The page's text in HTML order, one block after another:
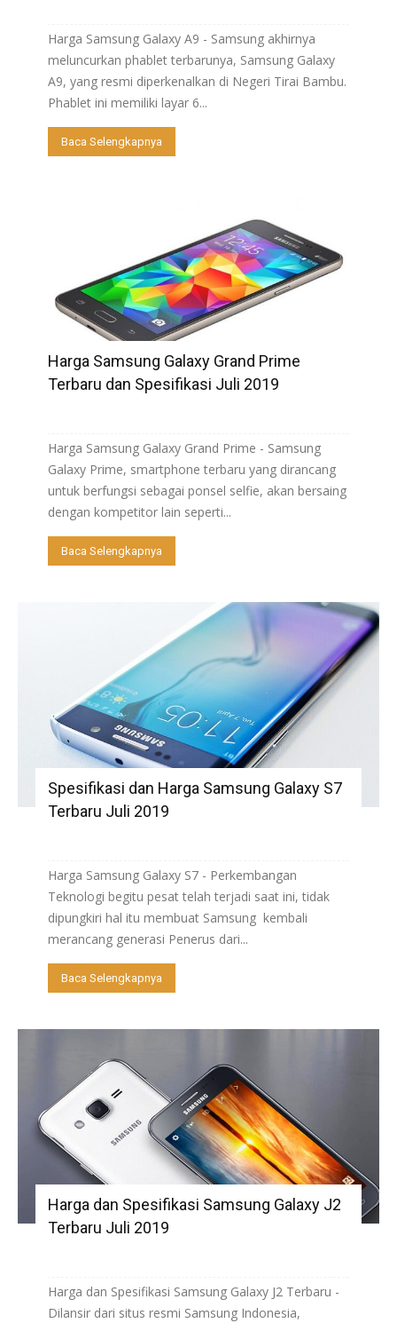
Harga Samsung Galaxy A9 - Samsung akhirnya
meluncurkan phablet terbarunya, Samsung Galaxy
A9, yang resmi diperkenalkan di Negeri Tirai Bambu.
Phablet ini memiliki layar 6...
Baca Selengkapnya
Harga Samsung Galaxy Grand Prime
Terbaru dan Spesifikasi Juli 2019
Harga Samsung Galaxy Grand Prime - Samsung
Galaxy Prime, smartphone terbaru yang dirancang
untuk berfungsi sebagai ponsel selfie, akan bersaing
dengan kompetitor lain seperti...
Baca Selengkapnya
Spesifikasi dan Harga Samsung Galaxy S7
Terbaru Juli 2019
Harga Samsung Galaxy S7 - Perkembangan
Teknologi begitu pesat telah terjadi saat ini, tidak
dipungkiri hal itu membuat Samsung kembali
merancang generasi Penerus dari...
Baca Selengkapnya
Harga dan Spesifikasi Samsung Galaxy J2
Terbaru Juli 2019
Harga dan Spesifikasi Samsung Galaxy J2 Terbaru -
Dilansir dari situs resmi Samsung Indonesia,